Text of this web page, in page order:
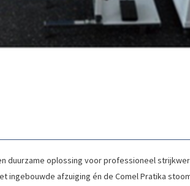
duurzame oplossing voor professioneel
ingebouwde afzuiging én de Comel Pratika